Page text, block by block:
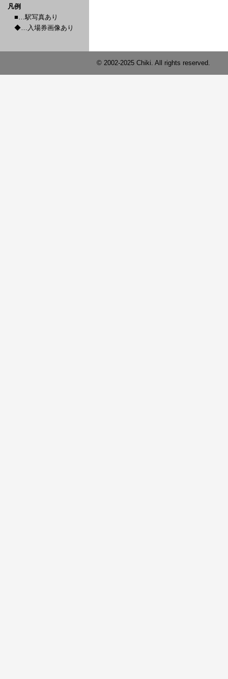
凡例
■…駅写真あり
◆…入場券画像あり
© 2002-2025 Chiki. All rights reserved.